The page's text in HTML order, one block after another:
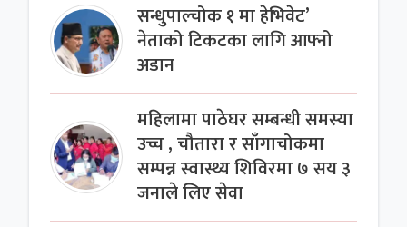
सन्धुपाल्चोक १ मा हेभिवेट’
नेताको टिकटका लागि आफ्नो
अडान
महिलामा पाठेघर सम्बन्धी समस्या
उच्च , चौतारा र साँगाचोकमा
सम्पन्न स्वास्थ्य शिविरमा ७ सय ३
जनाले लिए सेवा